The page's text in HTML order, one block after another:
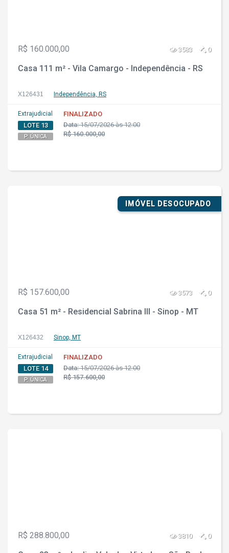
R$ 160.000,00 3583 0
Casa 111 m² - Vila Camargo - Independência - RS
X126431 Independência, RS
Extrajudicial
LOTE 13
P. ÚNICA
FINALIZADO
Data:15/07/2026 às 12:00
R$ 160.000,00
IMÓVEL DESOCUPADO
R$ 157.600,00 3573 0
Casa 51 m² - Residencial Sabrina III - Sinop - MT
X126432 Sinop, MT
Extrajudicial
LOTE 14
P. ÚNICA
FINALIZADO
Data:15/07/2026 às 12:00
R$ 157.600,00
R$ 288.800,00 3810 0